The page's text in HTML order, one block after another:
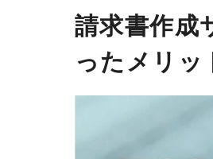
請求書作成
ったメリッ